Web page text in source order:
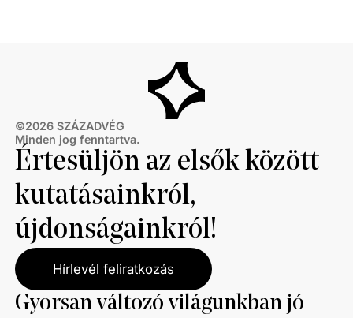
©2026 SZÁZADVÉG
Minden jog fenntartva.
Értesüljön az elsők között
kutatásainkról,
újdonságainkról!
Hírlevél feliratkozás
Gyorsan változó világunkban jó